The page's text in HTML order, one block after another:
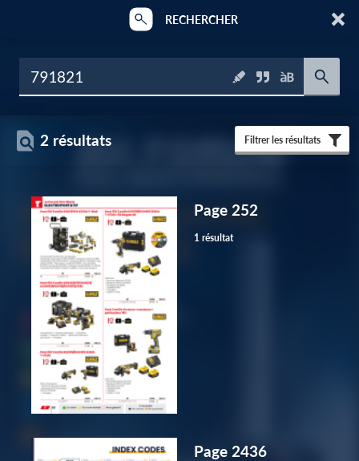
RECHERCHER
2 résultats Filtrer les résultats
Page 252
1 résultat
Page 2436